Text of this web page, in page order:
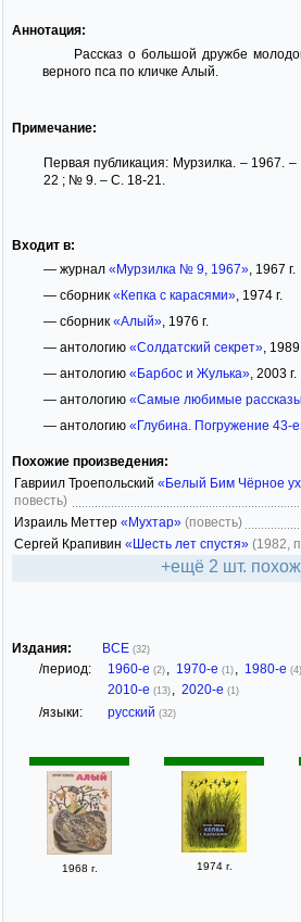
Аннотация:
Рассказ о большой дружбе
верного пса по кличке Алый.
Примечание:
Первая публикация: Мурзилка. –
22 ; № 9. – С. 18-21.
Входит в:
— журнал «Мурзилка № 9, 1967», 1967 г.
— сборник «Кепка с карасями», 1974 г.
— сборник «Алый», 1976 г.
— антологию «Солдатский секрет», 1989
— антологию «Барбос и Жулька», 2003 г.
— антологию «Самые любимые
— антологию «Глубина. Погружение 43-
Похожие произведения:
Гавриил Троепольский «Белый Бим Чёрное
повесть)
Израиль Меттер «Мухтар» (повесть)
Сергей Крапивин «Шесть лет спустя» (1982,
+ещё 2 шт.
Издания: ВСЕ (32)
/период: 1960-е (2) , 1970-е (1) , 1980-е (4)
2010-е (13) , 2020-е (1)
/языки: русский (32)
1968 г. 1974 г.